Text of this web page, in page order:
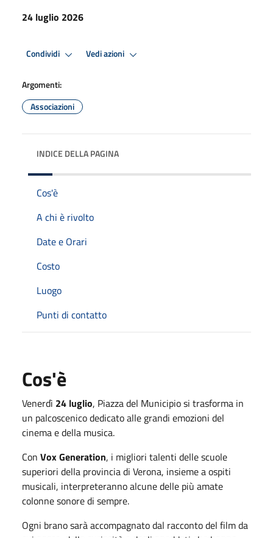
24 luglio 2026
Condividi Vedi azioni
Argomenti:
Associazioni
INDICE DELLA PAGINA
Cos'è
A chi è rivolto
Date e Orari
Costo
Luogo
Punti di contatto
Cos'è
Venerdì 24 luglio, Piazza del Municipio si trasforma in
un palcoscenico dedicato alle grandi emozioni del
cinema e della musica.
Con Vox Generation, i migliori talenti delle scuole
superiori della provincia di Verona, insieme a ospiti
musicali, interpreteranno alcune delle più amate
colonne sonore di sempre.
Ogni brano sarà accompagnato dal racconto del film da